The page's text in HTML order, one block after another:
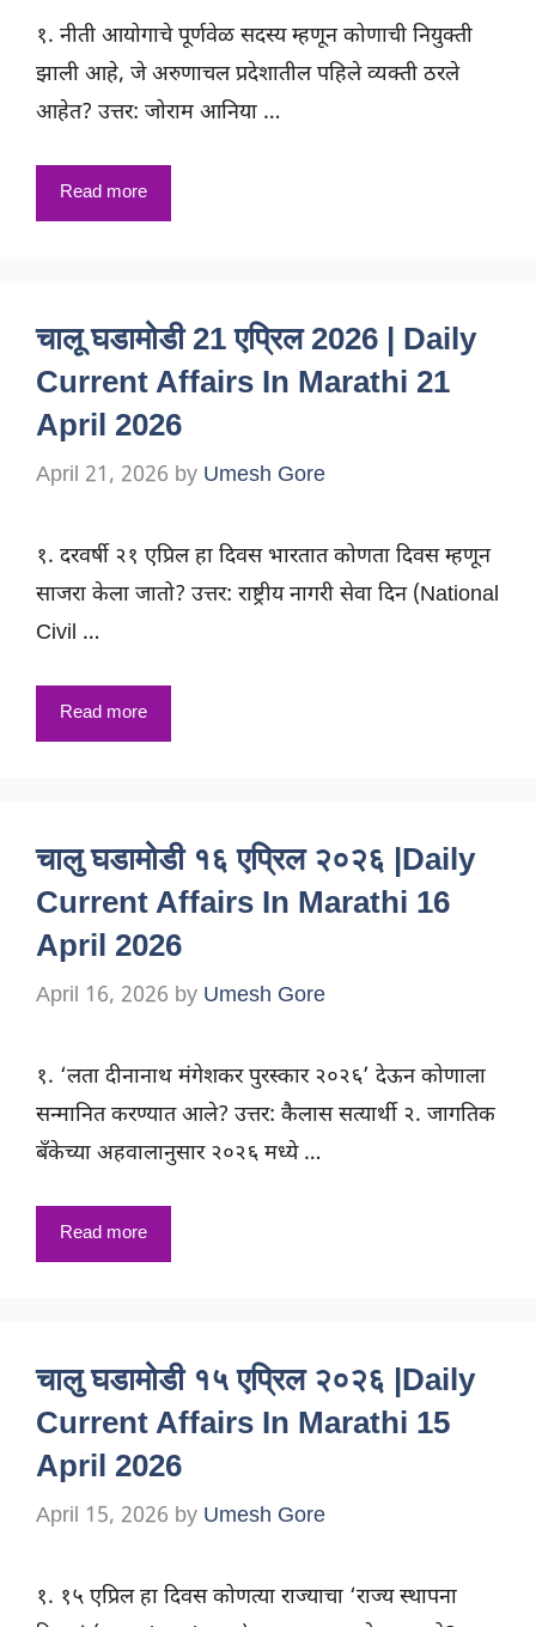
१. नीती आयोगाचे पूर्णवेळ सदस्य म्हणून कोणाची नियुक्ती
झाली आहे, जे अरुणाचल प्रदेशातील पहिले व्यक्ती ठरले
आहेत? उत्तर: जोराम आनिया …
Read more
चालू घडामोडी 21 एप्रिल 2026 | Daily
Current Affairs In Marathi 21
April 2026
April 21, 2026 by Umesh Gore
१. दरवर्षी २१ एप्रिल हा दिवस भारतात कोणता दिवस म्हणून
साजरा केला जातो? उत्तर: राष्ट्रीय नागरी सेवा दिन (National
Civil …
Read more
चालु घडामोडी १६ एप्रिल २०२६ |Daily
Current Affairs In Marathi 16
April 2026
April 16, 2026 by Umesh Gore
१. ‘लता दीनानाथ मंगेशकर पुरस्कार २०२६’ देऊन कोणाला
सन्मानित करण्यात आले? उत्तर: कैलास सत्यार्थी २. जागतिक
बँकेच्या अहवालानुसार २०२६ मध्ये …
Read more
चालु घडामोडी १५ एप्रिल २०२६ |Daily
Current Affairs In Marathi 15
April 2026
April 15, 2026 by Umesh Gore
१. १५ एप्रिल हा दिवस कोणत्या राज्याचा ‘राज्य स्थापना